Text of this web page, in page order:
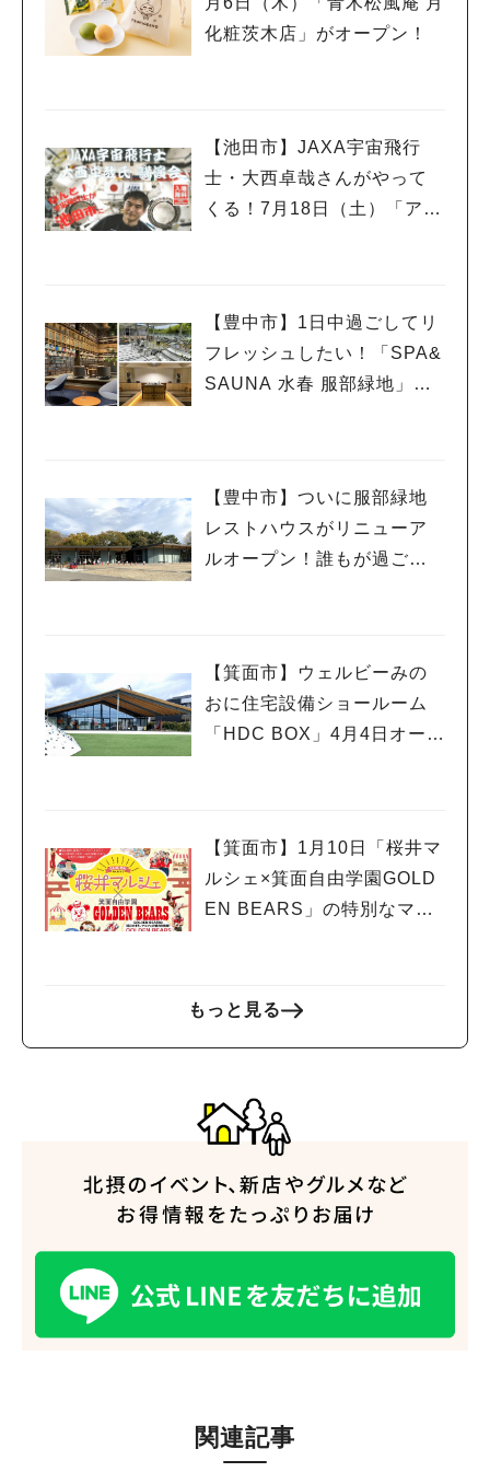
化粧茨木店」がオープン！
【池田市】JAXA宇宙飛行
士・大西卓哉さんがやって
くる！7月18日（土）「アマ
【豊中市】1日中過ごしてリ
フレッシュしたい！「SPA&
SAUNA 水春 服部緑地」、
【豊中市】ついに服部緑地
レストハウスがリニューア
ルオープン！誰もが過ごし
【箕面市】ウェルビーみの
おに住宅設備ショールーム
「HDC BOX」4月4日オープ
【箕面市】1月10日「桜井マ
ルシェ×箕面自由学園GOLD
EN BEARS」の特別なマル
もっと見る
関連記事